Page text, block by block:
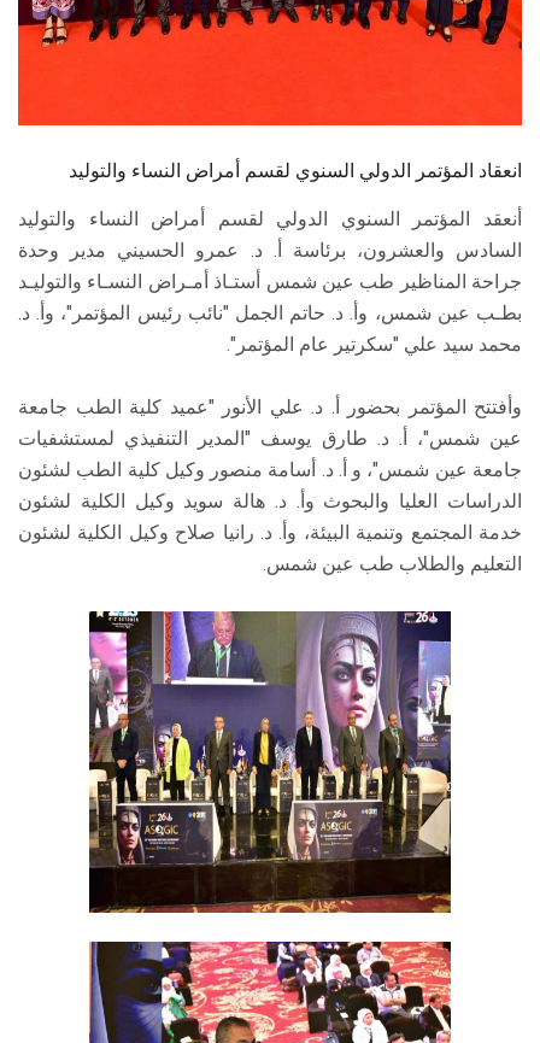
الخريجين
الزائـرون
سجل الان
انعقاد المؤتمر الدولي السنوي لقسم أمراض النساء والتوليد
أنعقد المؤتمر السنوي الدولي لقسم أمراض النساء والتوليد
السادس والعشرون، برئاسة أ. د. عمرو الحسيني مدير وحدة
جراحة المناظير طب عين شمس أستـاذ أمـراض النسـاء والتوليـد
بطـب عين شمس، وأ. د. حاتم الجمل "نائب رئيس المؤتمر"، وأ. د.
محمد سيد علي "سكرتير عام المؤتمر".
وأفتتح المؤتمر بحضور أ. د. علي الأنور "عميد كلية الطب جامعة
عين شمس"، أ. د. طارق يوسف "المدير التنفيذي لمستشفيات
جامعة عين شمس"، و أ. د. أسامة منصور وكيل كلية الطب لشئون
الدراسات العليا والبحوث وأ. د. هالة سويد وكيل الكلية لشئون
خدمة المجتمع وتنمية البيئة، وأ. د. رانيا صلاح وكيل الكلية لشئون
التعليم والطلاب طب عين شمس.